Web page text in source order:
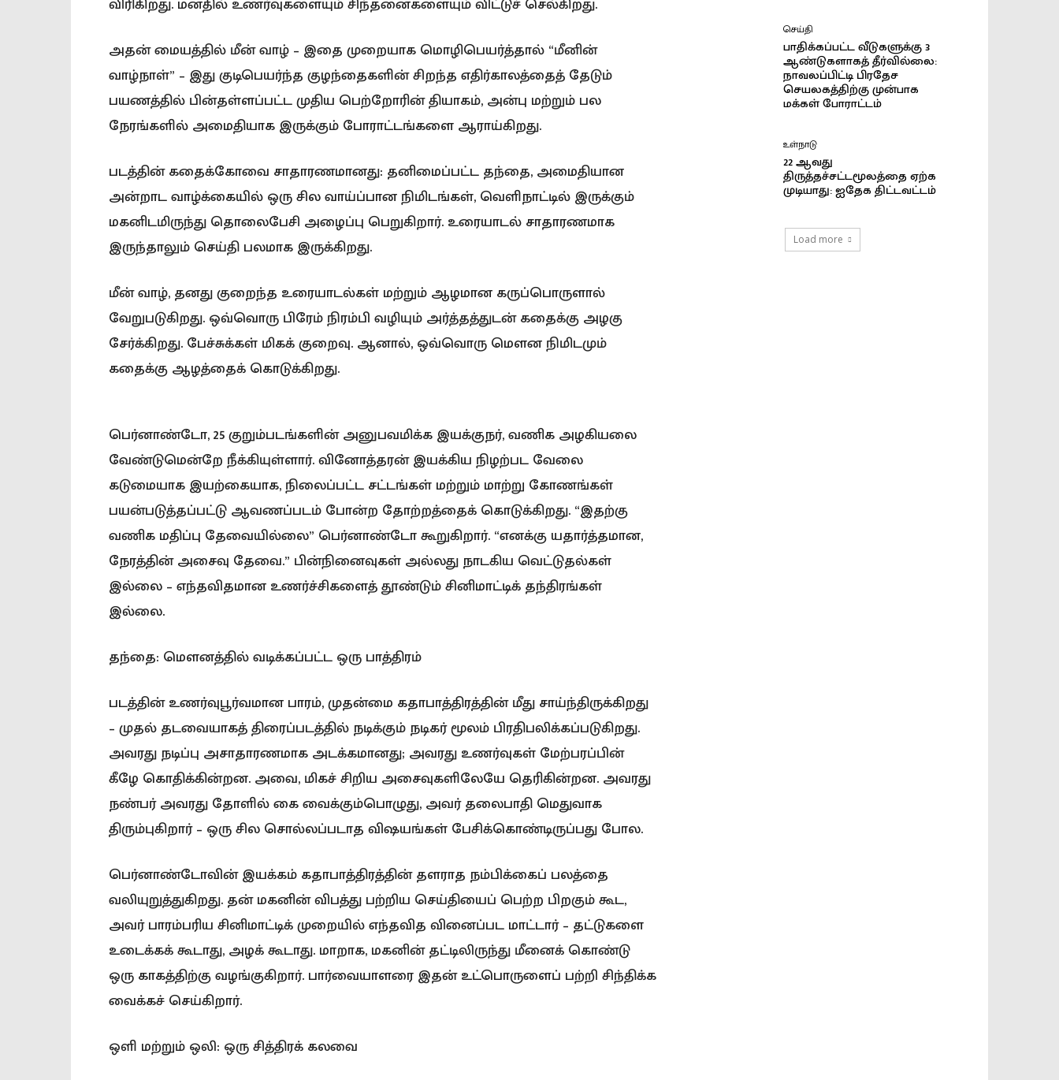
விரிகிறது. மனதில் உணர்வுகளையும் சிந்தனைகளையும் விட்டுச் செல்கிறது.
அதன் மையத்தில் மீன் வாழ் – இதை முறையாக மொழிபெயர்த்தால் “மீனின்
வாழ்நாள்” – இது குடிபெயர்ந்த குழந்தைகளின் சிறந்த எதிர்காலத்தைத் தேடும்
பயணத்தில் பின்தள்ளப்பட்ட முதிய பெற்றோரின் தியாகம், அன்பு மற்றும் பல
நேரங்களில் அமைதியாக இருக்கும் போராட்டங்களை ஆராய்கிறது.
படத்தின் கதைக்கோவை சாதாரணமானது: தனிமைப்பட்ட தந்தை, அமைதியான
அன்றாட வாழ்க்கையில் ஒரு சில வாய்ப்பான நிமிடங்கள், வெளிநாட்டில் இருக்கும்
மகனிடமிருந்து தொலைபேசி அழைப்பு பெறுகிறார். உரையாடல் சாதாரணமாக
இருந்தாலும் செய்தி பலமாக இருக்கிறது.
மீன் வாழ், தனது குறைந்த உரையாடல்கள் மற்றும் ஆழமான கருப்பொருளால்
வேறுபடுகிறது. ஒவ்வொரு பிரேம் நிரம்பி வழியும் அர்த்தத்துடன் கதைக்கு அழகு
சேர்க்கிறது. பேச்சுக்கள் மிகக் குறைவு. ஆனால், ஒவ்வொரு மௌன நிமிடமும்
கதைக்கு ஆழத்தைக் கொடுக்கிறது.
பெர்னாண்டோ, 25 குறும்படங்களின் அனுபவமிக்க இயக்குநர், வணிக அழகியலை
வேண்டுமென்றே நீக்கியுள்ளார். வினோத்தரன் இயக்கிய நிழற்பட வேலை
கடுமையாக இயற்கையாக, நிலைப்பட்ட சட்டங்கள் மற்றும் மாற்று கோணங்கள்
பயன்படுத்தப்பட்டு ஆவணப்படம் போன்ற தோற்றத்தைக் கொடுக்கிறது. “இதற்கு
வணிக மதிப்பு தேவையில்லை” பெர்னாண்டோ கூறுகிறார். “எனக்கு யதார்த்தமான,
நேரத்தின் அசைவு தேவை.” பின்நினைவுகள் அல்லது நாடகிய வெட்டுதல்கள்
இல்லை – எந்தவிதமான உணர்ச்சிகளைத் தூண்டும் சினிமாட்டிக் தந்திரங்கள்
இல்லை.
தந்தை: மௌனத்தில் வடிக்கப்பட்ட ஒரு பாத்திரம்
படத்தின் உணர்வுபூர்வமான பாரம், முதன்மை கதாபாத்திரத்தின் மீது சாய்ந்திருக்கிறது
– முதல் தடவையாகத் திரைப்படத்தில் நடிக்கும் நடிகர் மூலம் பிரதிபலிக்கப்படுகிறது.
அவரது நடிப்பு அசாதாரணமாக அடக்கமானது; அவரது உணர்வுகள் மேற்பரப்பின்
கீழே கொதிக்கின்றன. அவை, மிகச் சிறிய அசைவுகளிலேயே தெரிகின்றன. அவரது
நண்பர் அவரது தோளில் கை வைக்கும்பொழுது, அவர் தலைபாதி மெதுவாக
திரும்புகிறார் – ஒரு சில சொல்லப்படாத விஷயங்கள் பேசிக்கொண்டிருப்பது போல.
பெர்னாண்டோவின் இயக்கம் கதாபாத்திரத்தின் தளராத நம்பிக்கைப் பலத்தை
வலியுறுத்துகிறது. தன் மகனின் விபத்து பற்றிய செய்தியைப் பெற்ற பிறகும் கூட,
அவர் பாரம்பரிய சினிமாட்டிக் முறையில் எந்தவித வினைப்பட மாட்டார் – தட்டுகளை
உடைக்கக் கூடாது, அழக் கூடாது. மாறாக, மகனின் தட்டிலிருந்து மீனைக் கொண்டு
ஒரு காகத்திற்கு வழங்குகிறார். பார்வையாளரை இதன் உட்பொருளைப் பற்றி சிந்திக்க
வைக்கச் செய்கிறார்.
ஒளி மற்றும் ஒலி: ஒரு சித்திரக் கலவை
செய்தி
பாதிக்கப்பட்ட வீடுகளுக்கு 3
ஆண்டுகளாகத் தீர்வில்லை:
நாவலப்பிட்டி பிரதேச
செயலகத்திற்கு முன்பாக
மக்கள் போராட்டம்
உள்நாடு
22 ஆவது
திருத்தச்சட்டமூலத்தை ஏற்க
முடியாது: ஐதேக திட்டவட்டம்
Load more